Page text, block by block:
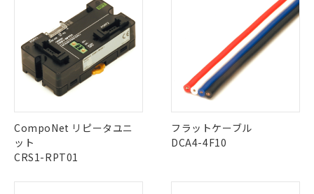
ダウンロードデータをご利用いただく前に、以下を必ずお読
みください。
ソフトウェアの使用条件
中国 RoHS 注意事項・凡例
中国 RoHS表※1 ※2
X
LR型式承認
（イギリス
船舶規格）
DNV型式承認
（ノルウェー
船舶規格）
船舶規格）
KR型式
（韓国
船舶規格
No No No
その他の認証はこちらのページからご検索ください
CompoNet リピータユニ
ット
CRS1-RPT01
フラットケーブル
DCA4-4F10
※1 対応状況
対応済み：EU RoHS指令（10物質）の